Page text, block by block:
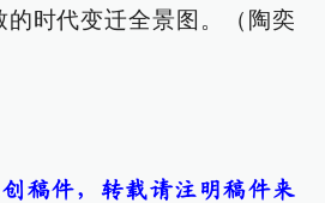
的时代变迁全景图。（陶奕
稿件，转载请注明稿件来